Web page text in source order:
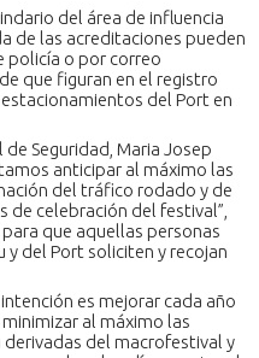
del área de influencia
de las acreditaciones pueden
policía o por correo
que figuran en el registro
del Port en
Seguridad, Maria Josep
anticipar al máximo las
del tráfico rodado y de
celebración del festival”,
que aquellas personas
y del Port soliciten y recojan
es mejorar cada año
al máximo las
del macrofestival y